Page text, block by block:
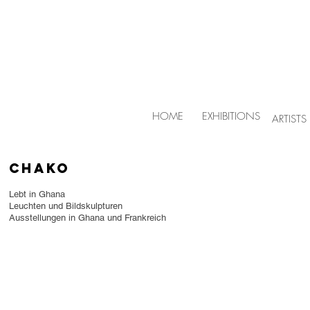
HOME EXHIBITIONS ARTISTS
Chako
Lebt in Ghana
Leuchten und Bildskulpturen
Ausstellungen in Ghana und Frankreich